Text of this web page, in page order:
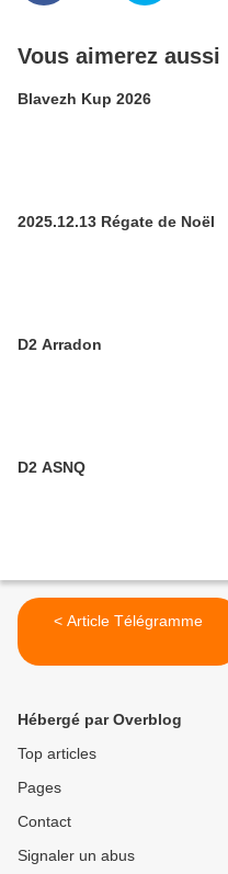
Vous aimerez aussi
Blavezh Kup 2026
2025.12.13 Régate de Noël
D2 Arradon
D2 ASNQ
< Article Télégramme
Hébergé par Overblog
Top articles
Pages
Contact
Signaler un abus